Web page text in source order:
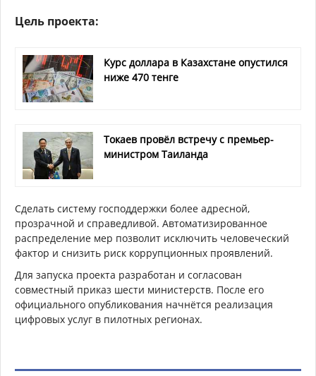
Цель проекта:
Курс доллара в Казахстане опустился
ниже 470 тенге
Токаев провёл встречу с премьер-
министром Таиланда
Сделать систему господдержки более адресной,
прозрачной и справедливой. Автоматизированное
распределение мер позволит исключить человеческий
фактор и снизить риск коррупционных проявлений.
Для запуска проекта разработан и согласован
совместный приказ шести министерств. После его
официального опубликования начнётся реализация
цифровых услуг в пилотных регионах.